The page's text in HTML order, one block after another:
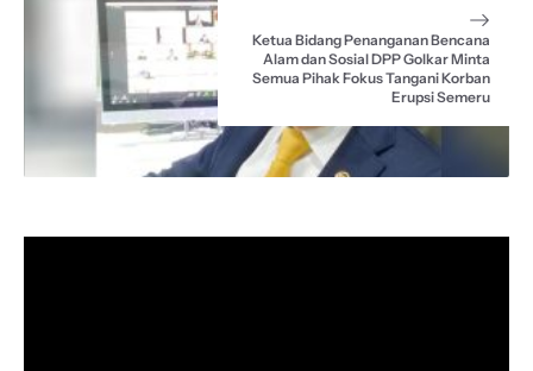
Ketua Bidang Penanganan Bencana
Alam dan Sosial DPP Golkar Minta
Semua Pihak Fokus Tangani Korban
Erupsi Semeru